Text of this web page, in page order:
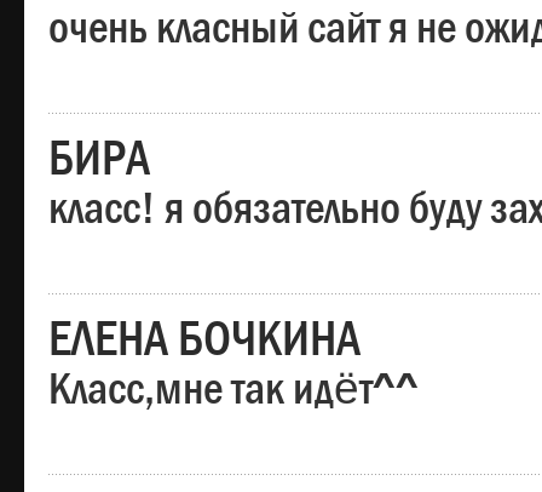
очень класный сайт я не
БИРА
класс! я обязательно буду
ЕЛЕНА БОЧКИНА
Класс,мне так идёт^^